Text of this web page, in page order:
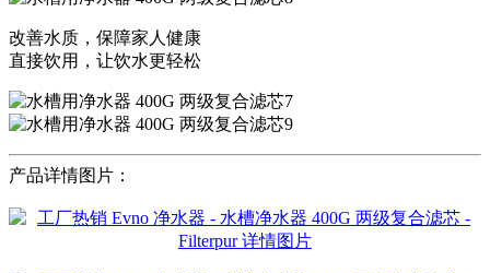
改善水质，保障家人健康
直接饮用，让饮水更轻松
产品详情图片：